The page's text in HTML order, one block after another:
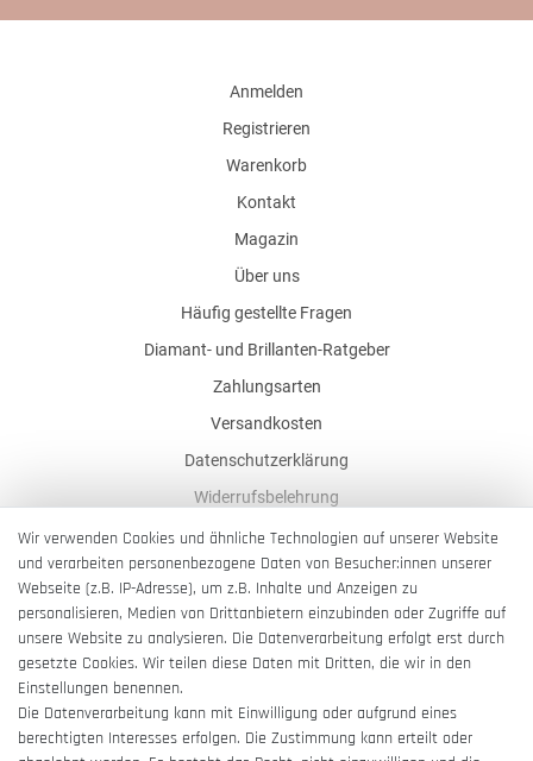
Anmelden
Registrieren
Warenkorb
Kontakt
Magazin
Über uns
Häufig gestellte Fragen
Diamant- und Brillanten-Ratgeber
Zahlungsarten
Versandkosten
Datenschutzerklärung
Widerrufsbelehrung
AGB
Impressum
Barrierefreiheitserklärung
Vertrag widerrufen
Wir verwenden Cookies und ähnliche Technologien auf unserer Website
und verarbeiten personenbezogene Daten von Besucher:innen unserer
Webseite (z.B. IP-Adresse), um z.B. Inhalte und Anzeigen zu
personalisieren, Medien von Drittanbietern einzubinden oder Zugriffe auf
unsere Website zu analysieren. Die Datenverarbeitung erfolgt erst durch
gesetzte Cookies. Wir teilen diese Daten mit Dritten, die wir in den
Einstellungen benennen.
Die Datenverarbeitung kann mit Einwilligung oder aufgrund eines
berechtigten Interesses erfolgen. Die Zustimmung kann erteilt oder